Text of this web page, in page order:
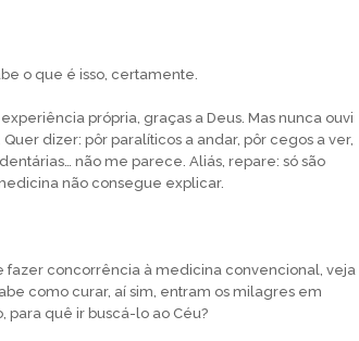
o que é isso, certamente.
própria, graças a Deus. Mas nunca ouvi
dizer: pôr paralíticos a andar, pôr cegos a ver,
não me parece. Aliás, repare: só são
não consegue explicar.
concorrência à medicina convencional, veja
como curar, aí sim, entram os milagres em
quê ir buscá-lo ao Céu?